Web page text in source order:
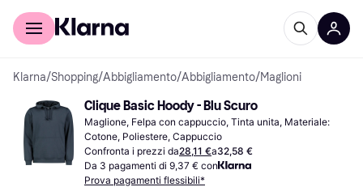
Per il tuo shopping
Klarna/Shopping/Abbigliamento/Abbigliamento/Maglioni
Clique Basic Hoody - Blu Scuro
Maglione, Felpa con cappuccio, Tinta unita, Materiale:
Cotone, Poliestere, Cappuccio
Confronta i prezzi da28,11 €a32,58 €
Da 3 pagamenti di 9,37 € con
Prova pagamenti flessibili*